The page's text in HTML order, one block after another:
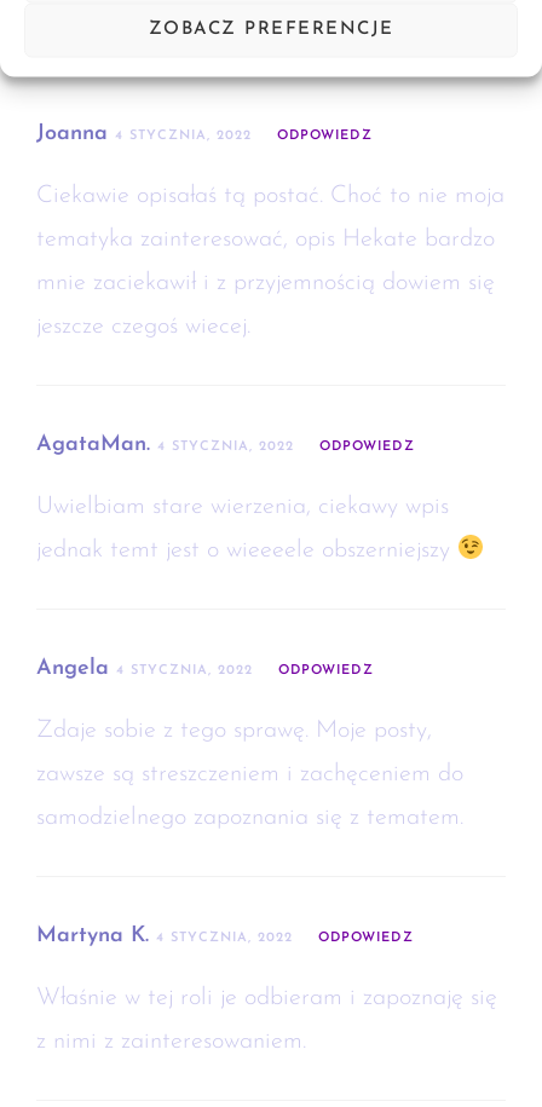
ZOBACZ PREFERENCJE
Na pewno warto przybliżać taką wiedzę.
Joanna 4 STYCZNIA, 2022 ODPOWIEDZ
Ciekawie opisałaś tą postać. Choć to nie moja
tematyka zainteresować, opis Hekate bardzo
mnie zaciekawił i z przyjemnością dowiem się
jeszcze czegoś wiecej.
AgataMan. 4 STYCZNIA, 2022 ODPOWIEDZ
Uwielbiam stare wierzenia, ciekawy wpis
jednak temt jest o wieeeele obszerniejszy
Angela 4 STYCZNIA, 2022 ODPOWIEDZ
Zdaje sobie z tego sprawę. Moje posty,
zawsze są streszczeniem i zachęceniem do
samodzielnego zapoznania się z tematem.
Martyna K. 4 STYCZNIA, 2022 ODPOWIEDZ
Właśnie w tej roli je odbieram i zapoznaję się
z nimi z zainteresowaniem.